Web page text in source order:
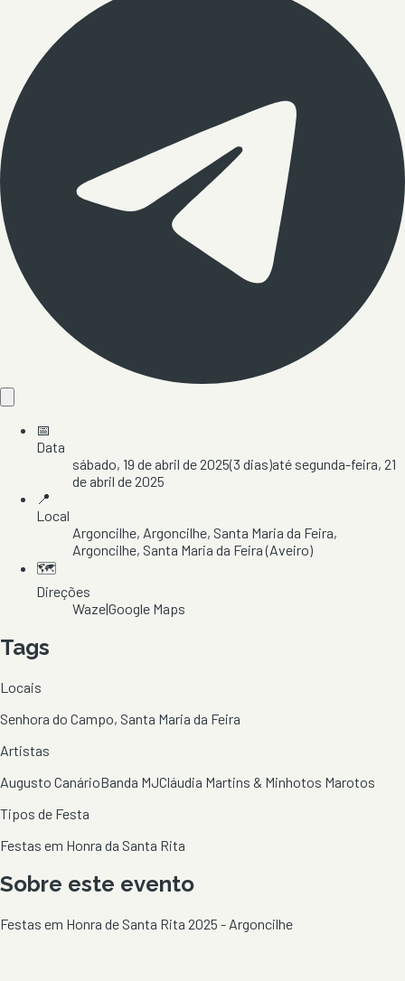
📅
Data
sábado, 19 de abril de 2025(3 dias)até segunda-feira, 21
de abril de 2025
📍
Local
Argoncilhe, Argoncilhe, Santa Maria da Feira,
Argoncilhe, Santa Maria da Feira(Aveiro)
🗺️
Direções
Waze|Google Maps
Tags
Locais
Senhora do Campo, Santa Maria da Feira
Artistas
Augusto CanárioBanda MJCláudia Martins & Minhotos Marotos
Tipos de Festa
Festas em Honra da Santa Rita
Sobre este evento
Festas em Honra de Santa Rita 2025 - Argoncilhe